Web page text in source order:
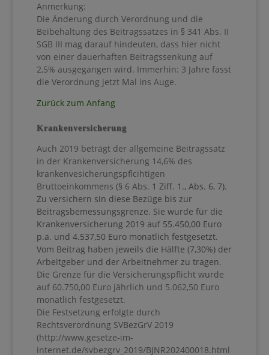
Anmerkung:
Die Änderung durch Verordnung und die
Beibehaltung des Beitragssatzes in § 341 Abs. II
SGB III mag darauf hindeuten, dass hier nicht
von einer dauerhaften Beitragssenkung auf
2,5% ausgegangen wird. Immerhin: 3 Jahre fasst
die Verordnung jetzt Mal ins Auge.
Zurück zum Anfang
Krankenversicherung
Auch 2019 beträgt der allgemeine Beitragssatz
in der Krankenversicherung 14,6% des
krankenvesicherungspflcihtigen
Bruttoeinkommens (§ 6 Abs. 1 Ziff. 1., Abs. 6, 7).
Zu versichern sin diese Bezüge bis zur
Beitragsbemessungsgrenze. Sie wurde für die
Krankenversicherung 2019 auf 55.450,00 Euro
p.a. und 4.537,50 Euro monatlich festgesetzt.
Vom Beitrag haben jeweils die Hälfte (7,30%) der
Arbeitgeber und der Arbeitnehmer zu tragen.
Die Grenze für die Versicherungspflicht wurde
auf 60.750,00 Euro jährlich und 5.062,50 Euro
monatlich festgesetzt.
Die Festsetzung erfolgte durch
Rechtsverordnung SVBezGrV 2019
(http://www.gesetze-im-
internet.de/svbezgrv_2019/BJNR202400018.html